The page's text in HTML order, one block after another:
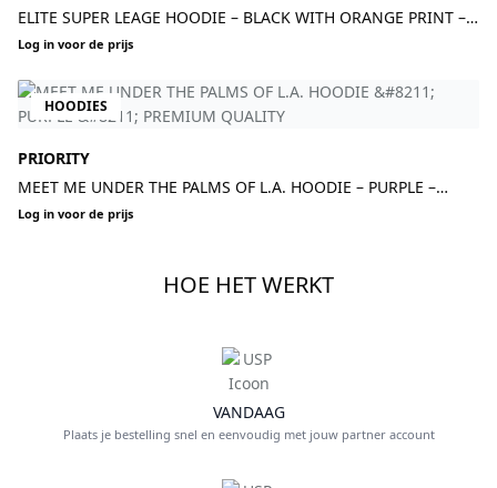
ELITE SUPER LEAGE HOODIE – BLACK WITH ORANGE PRINT –
420 GSM – MOTORSPORT AW23
Log in voor de prijs
HOODIES
PRIORITY
MEET ME UNDER THE PALMS OF L.A. HOODIE – PURPLE –
PREMIUM QUALITY
Log in voor de prijs
HOE HET WERKT
VANDAAG
Plaats je bestelling snel en eenvoudig met jouw partner account